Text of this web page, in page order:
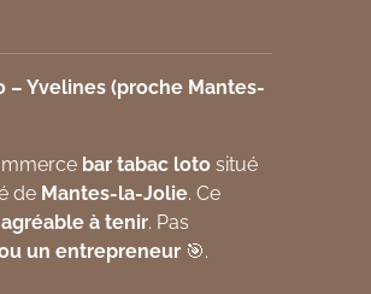
– Yvelines (proche Mantes-
bar tabac loto situé
de Mantes-la-Jolie. Ce
agréable à tenir. Pas
un entrepreneur 🎯.